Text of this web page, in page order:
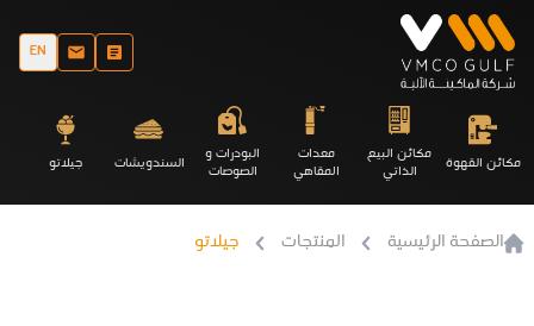
EN
مكائن القهوة مكائن البيع
الذاتي
معدات
المقاهي
البودرات و
الصوصات السندويشات جيلاتو
الصفحة الرئيسية المنتجات جيلاتو